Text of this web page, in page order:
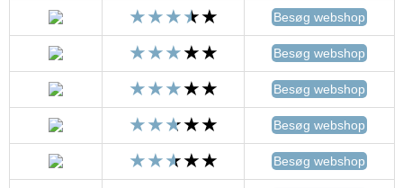
Besøg webshop
Besøg webshop
Besøg webshop
Besøg webshop
Besøg webshop